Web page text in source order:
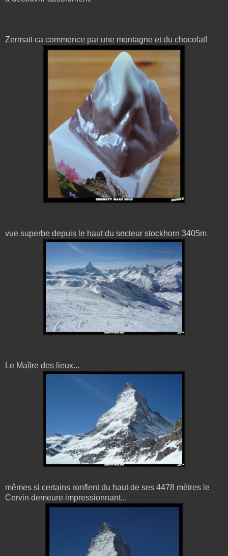
Zermatt ca commence par une montagne et du chocolat!
vue superbe depuis le haut du secteur stockhorn 3405m
Le Maître des lieux...
mêmes si certains ronflent du haut de ses 4478 mètres le
Cervin demeure impressionnant...